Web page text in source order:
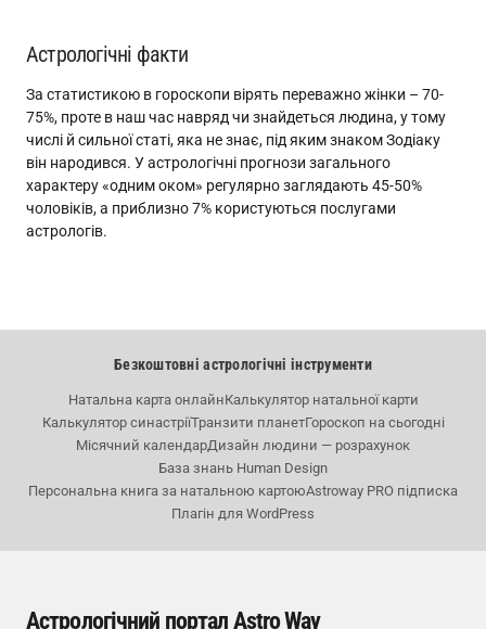
Астрологічні факти
За статистикою в гороскопи вірять переважно жінки – 70-
75%, проте в наш час навряд чи знайдеться людина, у тому
числі й сильної статі, яка не знає, під яким знаком Зодіаку
він народився. У астрологічні прогнози загального
характеру «одним оком» регулярно заглядають 45-50%
чоловіків, а приблизно 7% користуються послугами
астрологів.
Безкоштовні астрологічні інструменти
Натальна карта онлайнКалькулятор натальної карти
Калькулятор синастріїТранзити планетГороскоп на сьогодні
Місячний календарДизайн людини — розрахунок
База знань Human Design
Персональна книга за натальною картоюAstroway PRO підписка
Плагін для WordPress
Астрологічний портал Astro Way